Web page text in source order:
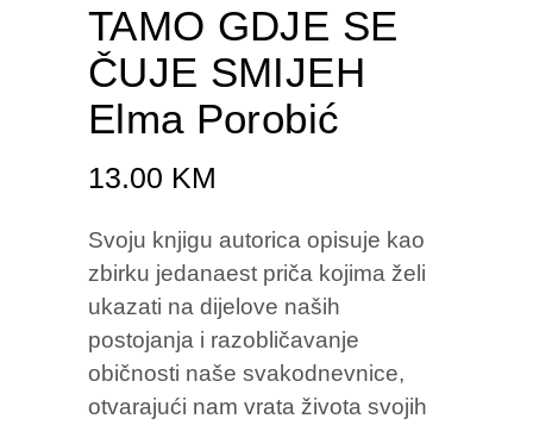
TAMO GDJE SE
ČUJE SMIJEH
Elma Porobić
13.00 KM
Svoju knjigu autorica opisuje kao
zbirku jedanaest priča kojima želi
ukazati na dijelove naših
postojanja i razobličavanje
običnosti naše svakodnevnice,
otvarajući nam vrata života svojih